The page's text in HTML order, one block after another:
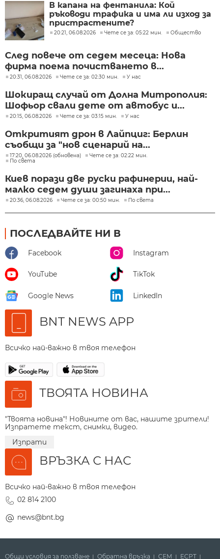
В капана на фентанила: Кой
ръководи трафика и има ли изход за
пристрастените?
20:21, 06.08.2026 Чете се за: 05:22 мин. Общество
След повече от седем месеца: Нова
фирма поема почистването в...
20:31, 06.08.2026 Чете се за: 02:30 мин. У нас
Шокиращ случай от Долна Митрополия:
Шофьор свали дете от автобус и...
20:15, 06.08.2026 Чете се за: 03:15 мин. У нас
Откритият дрон в Лайпциг: Берлин
съобщи за "нов сценарий на...
17:20, 06.08.2026 (обновена)
Чете се за: 02:22 мин.
По света
Киев порази две руски рафинерии, най-
малко седем души загинаха при...
20:36, 06.08.2026 Чете се за: 00:50 мин. По света
ПОСЛЕДВАЙТЕ НИ В
Facebook Instagram
YouTube TikTok
Google News LinkedIn
BNT NEWS APP
Всичко най-важно в твоя телефон
ТВОЯТА НОВИНА
"Твоята новина"! Новините от вас, нашите зрители!
Изпратете текст, снимки, видео.
Изпрати
ВРЪЗКА С НАС
Всичко най-важно в твоя телефон
02 814 2100
news@bnt.bg
Общи условия за ползване Обратна връзка СЕМ ECPT